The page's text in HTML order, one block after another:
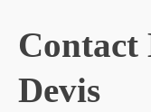
Contact
Devis